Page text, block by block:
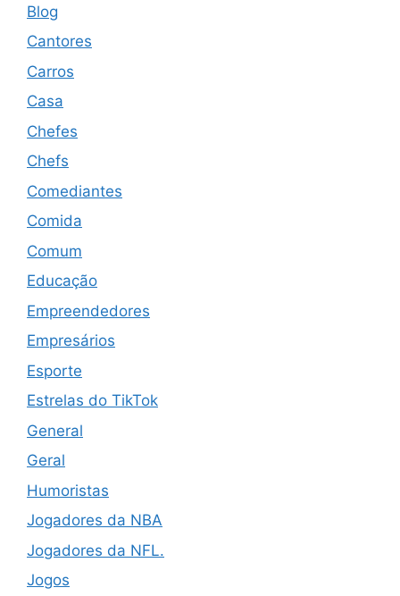
Blog
Cantores
Carros
Casa
Chefes
Chefs
Comediantes
Comida
Comum
Educação
Empreendedores
Empresários
Esporte
Estrelas do TikTok
General
Geral
Humoristas
Jogadores da NBA
Jogadores da NFL.
Jogos